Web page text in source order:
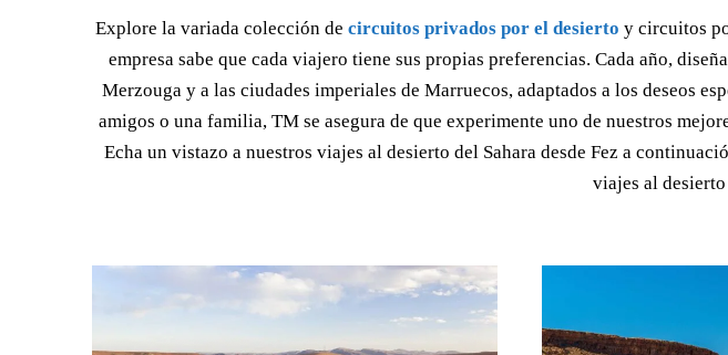
Explore la variada colección de circuitos privados por el desierto y circuitos
empresa sabe que cada viajero tiene sus propias preferencias. Cada año,
Merzouga y a las ciudades imperiales de Marruecos, adaptados a los deseos
amigos o una familia, TM se asegura de que experimente uno de nuestros
Echa un vistazo a nuestros viajes al desierto del Sahara desde Fez a
viajes al desierto